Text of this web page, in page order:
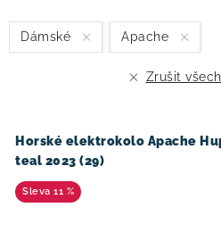
s
p
u
k
t
n
í
d
u
k
Dámské Apache
Zrušit
Horské elektrokolo Apache
teal 2023 (29)
11 %